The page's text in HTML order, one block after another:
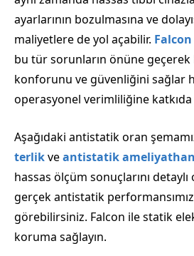
ayarlarının bozulmasına ve
maliyetlere de yol açabilir.
bu tür sorunların önüne
konforunu ve güvenliğini sağlar
operasyonel verimliliğine
Aşağıdaki antistatik oran
terlikveantistatik
hassas ölçüm sonuçlarını
gerçek antistatik
görebilirsiniz. Falcon ile statik
koruma sağlayın.